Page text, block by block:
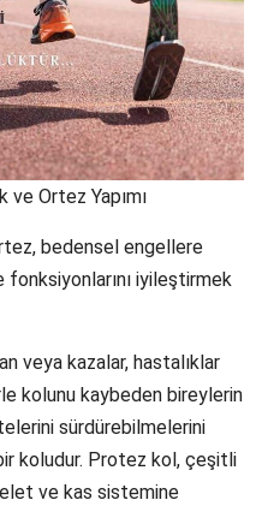
Ortez Yapımı
bedensel engellere
iyileştirmek
veya kazalar, hastalıklar
kolunu kaybeden bireylerin
sürdürebilmelerini
koludur. Protez kol, çeşitli
ve kas sistemine